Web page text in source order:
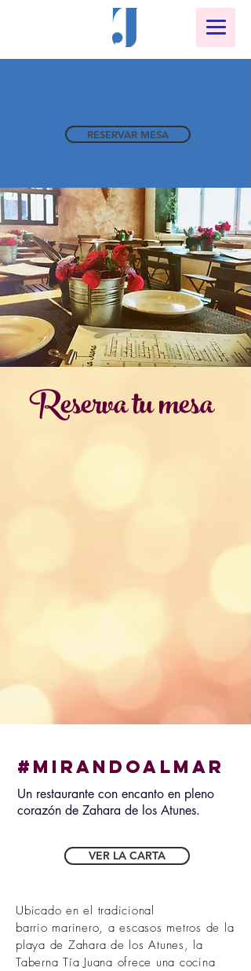
RESERVAR MESA
Reserva tu mesa
#MIRANDOALMAR
Un restaurante con encanto en pleno
corazón de Zahara de los Atunes.
VER LA CARTA
Ubicado en el tradicional
barrio marinero, a escasos metros de la
playa de Zahara de los Atunes, la
Taberna Tía Juana ofrece una cocina